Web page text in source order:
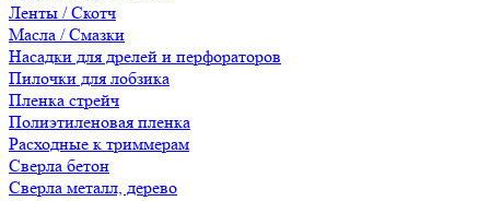
Ленты / Скотч
Масла / Смазки
Насадки для дрелей и перфораторов
Пилочки для лобзика
Пленка стрейч
Полиэтиленовая пленка
Расходные к триммерам
Сверла бетон
Сверла металл, дерево